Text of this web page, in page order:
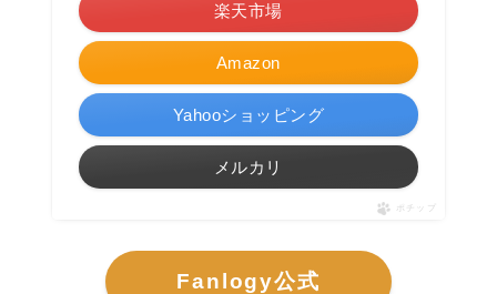
Amazon
楽天市場
Yahooショッピング
メルカリ
ポチップ
Fanlogy公式